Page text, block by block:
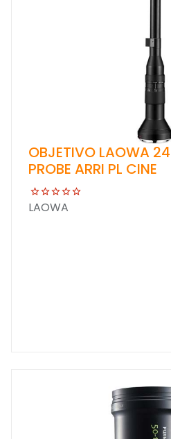
OBJETIVO LAOWA
PROBE ARRI PL CINE
LAOWA